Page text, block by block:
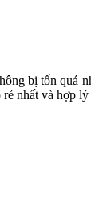
bị tốn
nhất và hợp lý